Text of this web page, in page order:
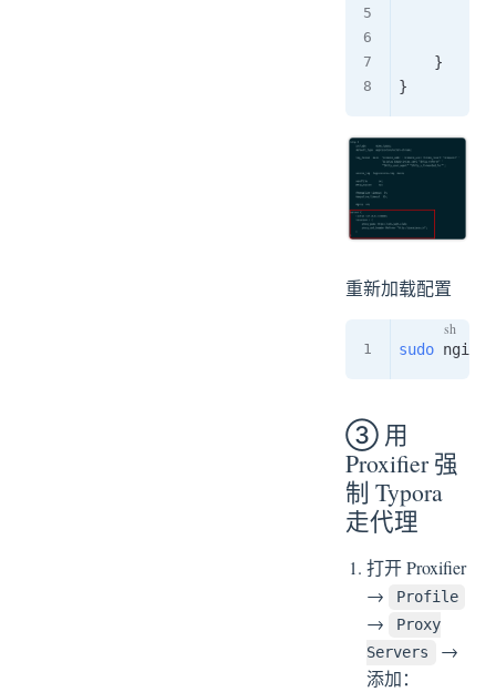
}
}
重新加载配置
sudo nginx
③ 用
Proxifier 强
制 Typora
走代理
打开 Proxifier
→
Profile
→
Proxy
Servers
→
添加：